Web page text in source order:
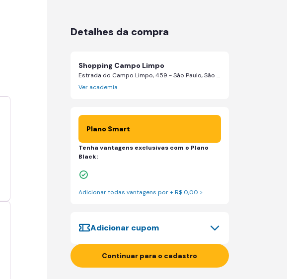
Detalhes da compra
Shopping Campo Limpo
Estrada do Campo Limpo, 459 - São Paulo, São Paulo
Ver academia
Plano Smart
Tenha vantagens exclusivas com o Plano
Black:
Adicionar todas vantagens por + R$ 0,00 >
Adicionar cupom
Continuar para o cadastro